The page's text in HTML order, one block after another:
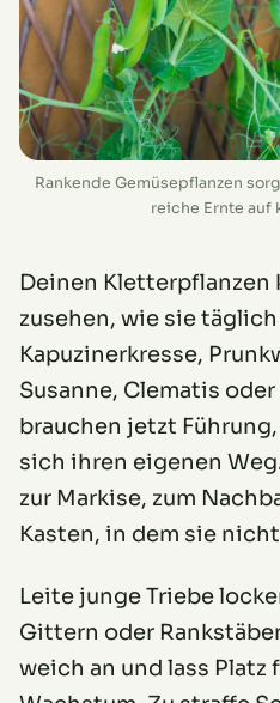
Rankende Gemüsepflanzen
reiche Ernte auf
Deinen Kletterpflanzen
zusehen, wie sie
Kapuzinerkresse,
Susanne, Clematis
brauchen jetzt
sich ihren eigenen
zur Markise, zum
Kasten, in dem sie
Leite junge Triebe
Gittern oder
weich an und lass Platz